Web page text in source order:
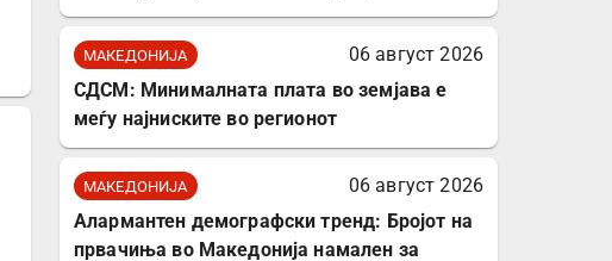
МАКЕДОНИЈА
06 август 2026
СДСМ: Минималната плата во земјава е
меѓу најниските во регионот
МАКЕДОНИЈА
06 август 2026
Алармантен демографски тренд: Бројот на
првачиња во Македонија намален за